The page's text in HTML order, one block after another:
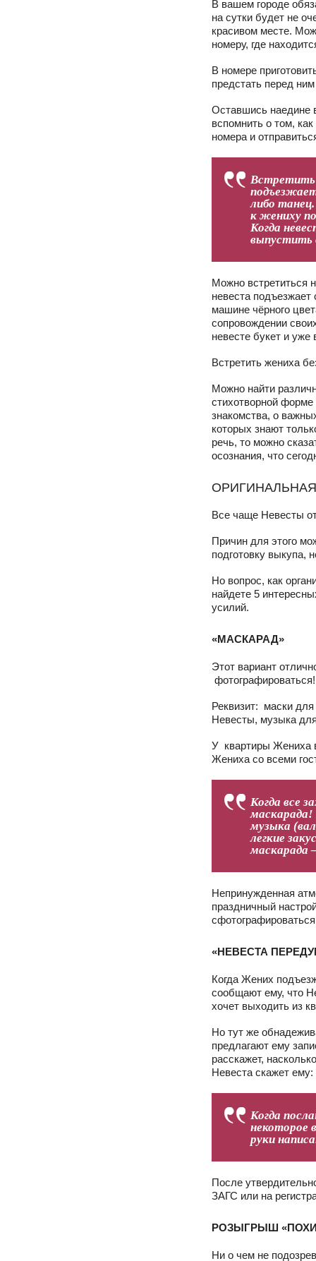
В вашем городе
на сутки будет не
красивом месте.
номеру, где
В номере
предстать перед
Оставшись наедине
вспомнить о том,
номера и
Встретить
либо
к жениху
Когда
выпустить
Можно встретиться
невеста
машине чёрного
сопровождении
невесте букет и уже
Встретить жениха
Можно найти
стихотворной форме
знакомства, о
которых знают
речь, то можно
осознания, что
Все чаще Невесты
Причин для этого
подготовку выкупа,
Но вопрос, как
найдете 5
усилий.
«МАСКАРАД»
Этот вариант
фотографироваться!
Реквизит: маски
Невесты, музыка
У квартиры Жениха
Жениха со всеми
Когда все
маскарада!
музыка
легкие
маскарада
Непринужденная
праздничный
«НЕВЕСТА
Когда Жених
сообщают ему, что
хочет выходить из
Но тут же
предлагают ему
расскажет,
Невеста скажет
Когда
некоторое
руки
После
ЗАГС или на
РОЗЫГРЫШ
Ни о чем не